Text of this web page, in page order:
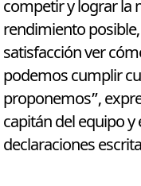
competir y lograr la
rendimiento
satisfacción ver
podemos cumplir
proponemos”,
capitán del equipo
declaraciones